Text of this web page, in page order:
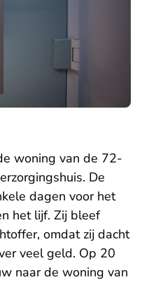
woning van de 72-
De
dagen voor het
het lijf. Zij bleef
omdat zij dacht
veel geld. Op 20
naar de woning van